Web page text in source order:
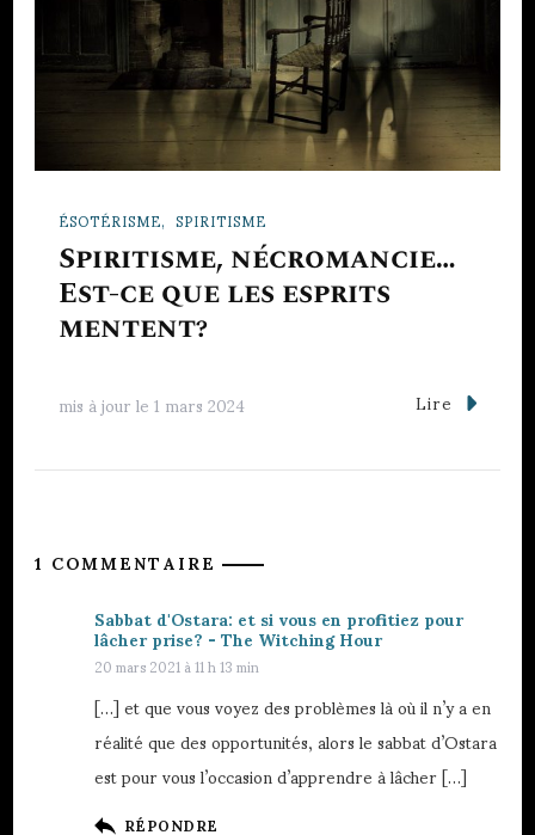
ÉSOTÉRISME SPIRITISME
Spiritisme, nécromancie…
Est-ce que les esprits
mentent?
mis à jour le1 mars 2024 Lire
1 COMMENTAIRE
Sabbat d'Ostara: et si vous en profitiez pour
lâcher prise? - The Witching Hour
20 mars 2021 à 11 h 13 min
[…] et que vous voyez des problèmes là où il n’y a en
réalité que des opportunités, alors le sabbat d’Ostara
est pour vous l’occasion d’apprendre à lâcher […]
RÉPONDRE